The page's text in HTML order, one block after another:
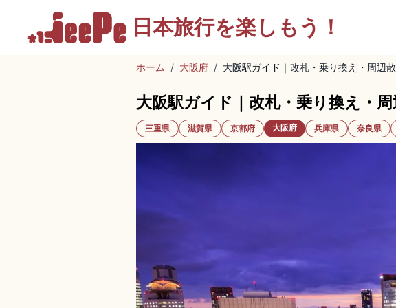
日本旅行を楽しもう！
ホーム / 大阪府 / 大阪駅ガイド｜改札・乗り換え・周辺
大阪駅ガイド｜改札・乗り換え・
三重県 滋賀県 京都府 大阪府 兵庫県 奈良県